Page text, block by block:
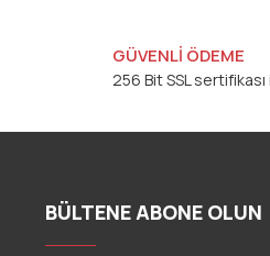
GÜVENLİ ÖDEME
256 Bit SSL
BÜLTENE ABONE OLUN